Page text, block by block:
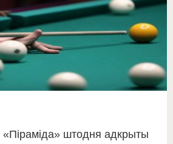
«Піраміда» штодня адкрыты